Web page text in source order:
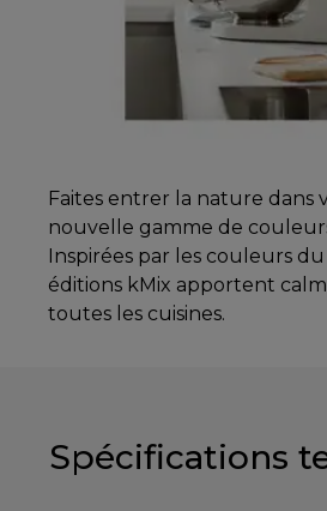
Faites entrer la nature dans
nouvelle gamme de
Inspirées par les couleurs
éditions kMix apportent
toutes les cuisines.
Spécifications